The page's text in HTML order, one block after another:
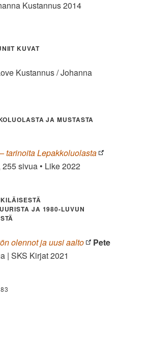
Kustannus 2014
KUVAT
Kustannus / Johanna
JA MUSTASTA
tarinoita Lepakkoluolasta
255 sivua • Like 2022
JA 1980-LUVUN
olennot ja uusi aalto
Pete
| SKS Kirjat 2021